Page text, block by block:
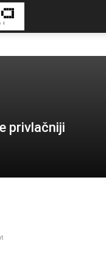
privlačniji